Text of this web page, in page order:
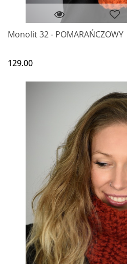
Monolit 32 - POMARAŃCZOWY
129.00